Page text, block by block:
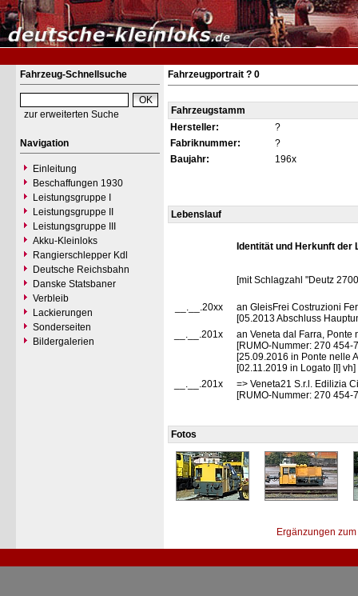
Fahrzeug-Schnellsuche
zur erweiterten Suche
Navigation
Einleitung
Beschaffungen 1930
Leistungsgruppe I
Leistungsgruppe II
Leistungsgruppe III
Akku-Kleinloks
Rangierschlepper Kdl
Deutsche Reichsbahn
Danske Statsbaner
Verbleib
Lackierungen
Sonderseiten
Bildergalerien
Fahrzeugportrait ? 0
Fahrzeugstamm
Hersteller:
?
Fabriknummer:
?
Baujahr:
196x
Lebenslauf
Identität und Herkunft der
[mit Schlagzahl "Deutz
__.__.20xx
an GleisFrei Costruzioni
[05.2013 Abschluss
__.__.201x
an Veneta dal Farra, Ponte
[RUMO-Nummer: 270 454-
[25.09.2016 in Ponte nelle
[02.11.2019 in Logato [I] vh]
__.__.201x
=> Veneta21 S.r.l. Edilizia
[RUMO-Nummer: 270 454-
Fotos
Ergänzungen